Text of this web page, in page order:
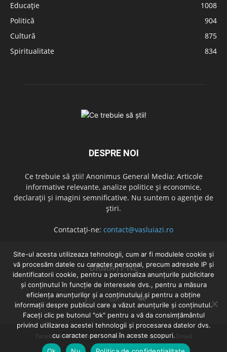
Educație
1008
Politică
904
Cultură
875
Spiritualitate
834
DESPRE NOI
Ce trebuie să știi! Anonimus General Media: Articole
informative relevante, analize politice și economice,
declarații și imagini semnificative. Nu suntem o agenție de
știri.
Contactați-ne: contact@vasluiazi.ro
URMAȚI-NE
Facebook Facebook Twitter Instagram Email
Site-ul acesta utilizeaza tehnologii, cum ar fi modulele cookie și
vă procesăm datele cu caracter personal, precum adresele IP și
identificatorii cookie, pentru a personaliza anunțurile publicitare
și conținutul în funcție de interesele dvs., pentru a măsura
eficiența anunțurilor și a conținutului și pentru a obține
informații despre publicul care a văzut anunțurile și conținutul.
Faceți clic pe butonul "ok" pentru a vă da consimțământul
privind utilizarea acestei tehnologii și procesarea datelor dvs.
cu caracter personal în aceste scopuri.